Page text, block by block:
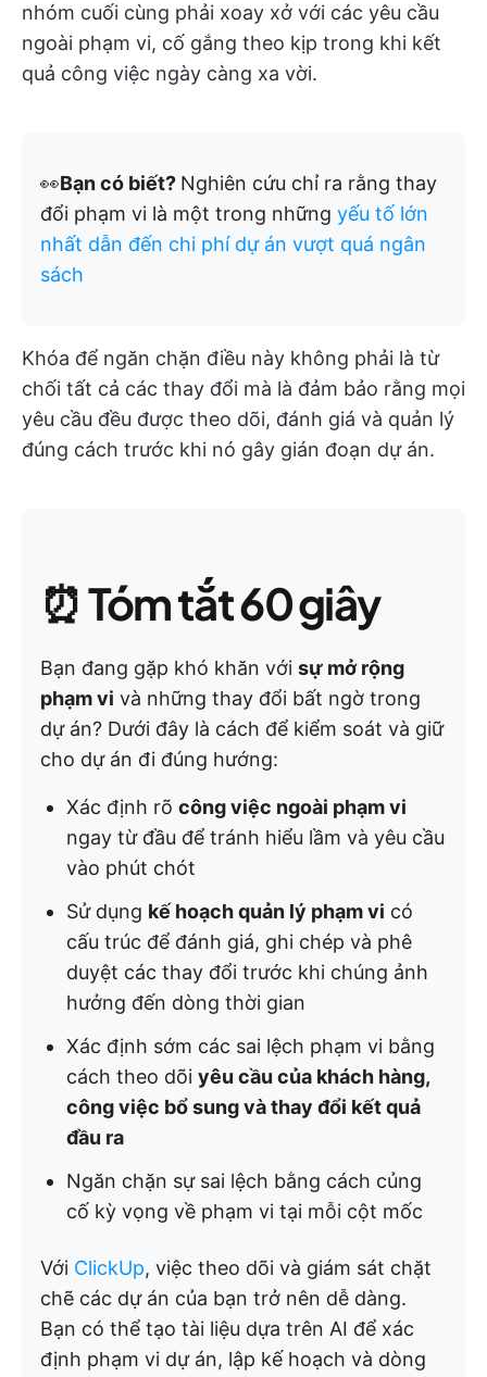
nhóm cuối cùng phải xoay xở với các yêu cầu
ngoài phạm vi, cố gắng theo kịp trong khi kết
quả công việc ngày càng xa vời.
👀Bạn có biết? Nghiên cứu chỉ ra rằng thay
đổi phạm vi là một trong những yếu tố lớn
nhất dẫn đến chi phí dự án vượt quá ngân
sách
Khóa để ngăn chặn điều này không phải là từ
chối tất cả các thay đổi mà là đảm bảo rằng mọi
yêu cầu đều được theo dõi, đánh giá và quản lý
đúng cách trước khi nó gây gián đoạn dự án.
⏰Tóm tắt 60 giây
Bạn đang gặp khó khăn với sự mở rộng
phạm vi và những thay đổi bất ngờ trong
dự án? Dưới đây là cách để kiểm soát và giữ
cho dự án đi đúng hướng:
Xác định rõ công việc ngoài phạm vi
ngay từ đầu để tránh hiểu lầm và yêu cầu
vào phút chót
Sử dụng kế hoạch quản lý phạm vi có
cấu trúc để đánh giá, ghi chép và phê
duyệt các thay đổi trước khi chúng ảnh
hưởng đến dòng thời gian
Xác định sớm các sai lệch phạm vi bằng
cách theo dõi yêu cầu của khách hàng,
công việc bổ sung và thay đổi kết quả
đầu ra
Ngăn chặn sự sai lệch bằng cách củng
cố kỳ vọng về phạm vi tại mỗi cột mốc
Với ClickUp, việc theo dõi và giám sát chặt
chẽ các dự án của bạn trở nên dễ dàng.
Bạn có thể tạo tài liệu dựa trên AI để xác
định phạm vi dự án, lập kế hoạch và dòng